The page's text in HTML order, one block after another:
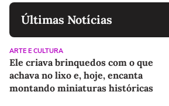
Últimas Notícias
ARTE E CULTURA
Ele criava brinquedos com o que
achava no lixo e, hoje, encanta
montando miniaturas históricas